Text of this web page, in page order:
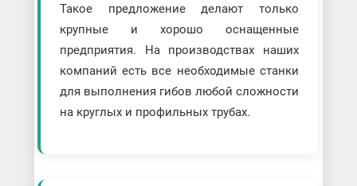
Такое предложение делают только
крупные и хорошо оснащенные
предприятия. На производствах наших
компаний есть все необходимые станки
для выполнения гибов любой сложности
на круглых и профильных трубах.